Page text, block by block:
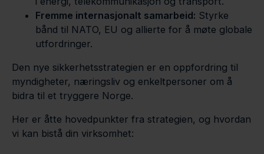
Fremme internasjonalt samarbeid: Styrke
bånd til NATO, EU og allierte for å møte globale
utfordringer.
Den nye sikkerhetsstrategien er en oppfordring til
myndigheter, næringsliv og enkeltpersoner om å
bidra til et tryggere Norge.
Her er åtte hovedpunkter fra strategien, og hvordan
vi kan bistå din virksomhet: